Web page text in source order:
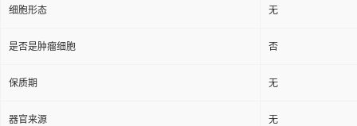
细胞形态 无
是否是肿瘤细胞 否
保质期 无
器官来源 无